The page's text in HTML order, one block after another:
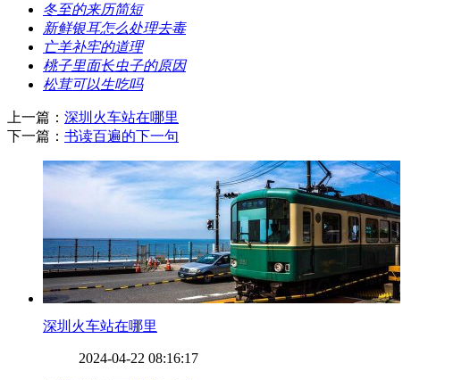
​冬至的来历简短
​新鲜银耳怎么处理去毒
​亡羊补牢的道理
​桃子里面长虫子的原因
​松茸可以生吃吗
上一篇： ​深圳火车站在哪里
下一篇： ​书读百遍的下一句
​深圳火车站在哪里
2024-04-22 08:16:17